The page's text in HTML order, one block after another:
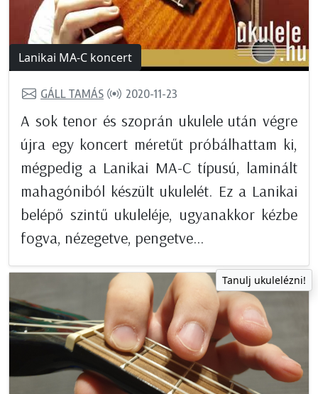
Lanikai MA-C koncert
GÁLL TAMÁS 2020-11-23
A sok tenor és szoprán ukulele után végre
újra egy koncert méretűt próbálhattam ki,
mégpedig a Lanikai MA-C típusú, laminált
mahagóniból készült ukulelét. Ez a Lanikai
belépő szintű ukuleléje, ugyanakkor kézbe
fogva, nézegetve, pengetve...
Tanulj ukulelézni!